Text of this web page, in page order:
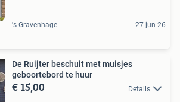
's-Gravenhage 27 jun 26
De Ruijter beschuit met muisjes
geboortebord te huur
€ 15,00 Details